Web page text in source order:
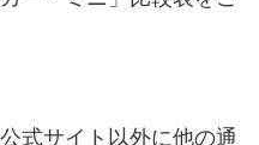
式サイト以外に他の通